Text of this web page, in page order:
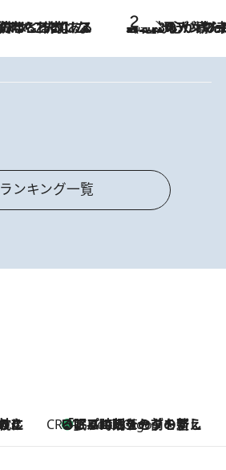
2026.8.8
《北欧の人々の幸福度が高いのは…》元デンマーク親善大使が出会った“心が満たされる暮らし”「いいかげんにヒュッゲしなさい！」
ランキング一覧
CREA'S CHOICE
5 Hours Ago
「眠る時刻をセットする」——眠りの前を整える、バルミューダの新しいアプローチ